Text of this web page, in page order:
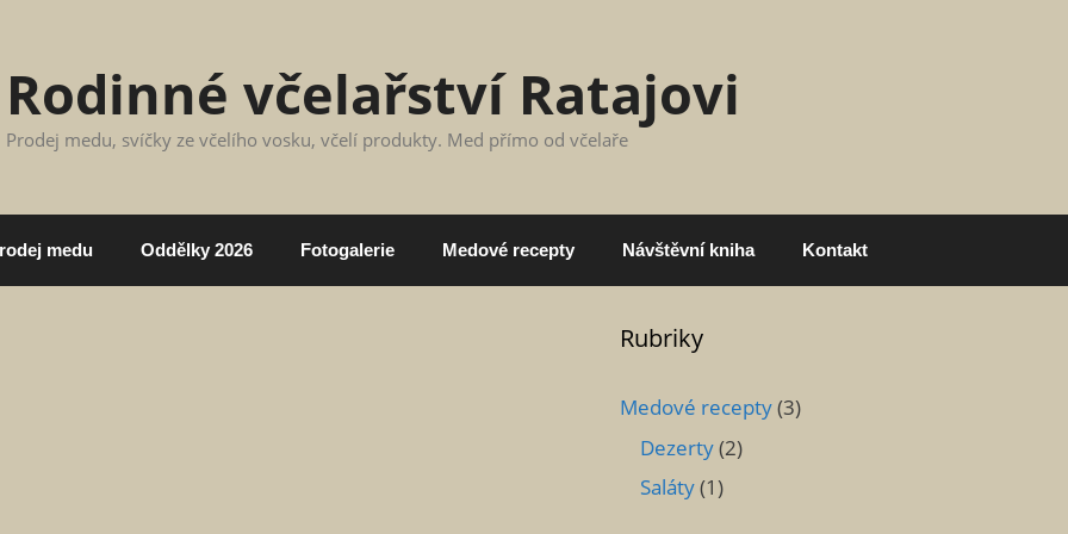
Rodinné včelařství Ratajovi
Prodej medu, svíčky ze včelího vosku, včelí produkty. Med přímo od včelaře
medu Oddělky 2026 Fotogalerie Medové recepty Návštěvní kniha Kontakt
Rubriky
Medové recepty(3)
Dezerty(2)
Saláty(1)